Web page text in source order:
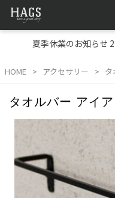
夏季休業のお知らせ
HOME アクセサリー タ
タオルバー アイ